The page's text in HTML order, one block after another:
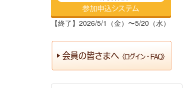
【終了】2026/5/1（金）〜5/20（水）